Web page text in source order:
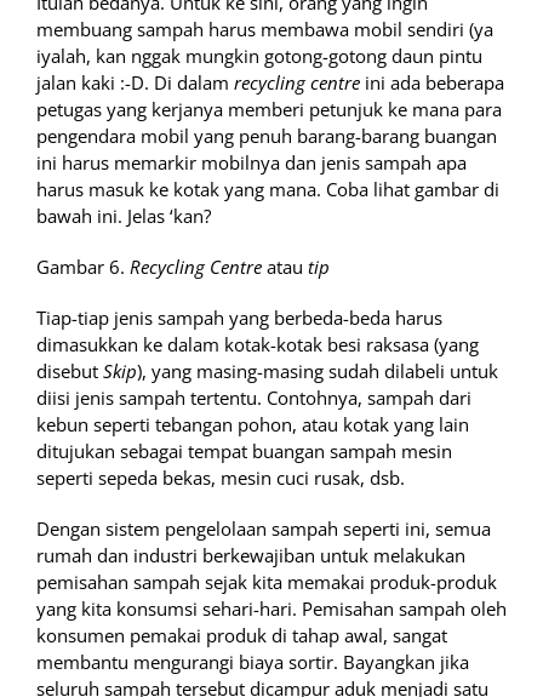
membuang sampah harus membawa mobil sendiri (ya
iyalah, kan nggak mungkin gotong-gotong daun pintu
jalan kaki :-D. Di dalam recycling centre ini ada beberapa
petugas yang kerjanya memberi petunjuk ke mana para
pengendara mobil yang penuh barang-barang buangan
ini harus memarkir mobilnya dan jenis sampah apa
harus masuk ke kotak yang mana. Coba lihat gambar di
bawah ini. Jelas ‘kan?
Gambar 6. Recycling Centre atau tip
Tiap-tiap jenis sampah yang berbeda-beda harus
dimasukkan ke dalam kotak-kotak besi raksasa (yang
disebut Skip), yang masing-masing sudah dilabeli untuk
diisi jenis sampah tertentu. Contohnya, sampah dari
kebun seperti tebangan pohon, atau kotak yang lain
ditujukan sebagai tempat buangan sampah mesin
seperti sepeda bekas, mesin cuci rusak, dsb.
Dengan sistem pengelolaan sampah seperti ini, semua
rumah dan industri berkewajiban untuk melakukan
pemisahan sampah sejak kita memakai produk-produk
yang kita konsumsi sehari-hari. Pemisahan sampah oleh
konsumen pemakai produk di tahap awal, sangat
membantu mengurangi biaya sortir. Bayangkan jika
seluruh sampah tersebut dicampur aduk menjadi satu